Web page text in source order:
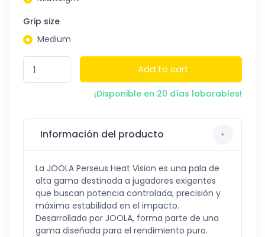
Grip size
Medium
Add to cart
¡Disponible en 20 días laborables!
Información del producto
La JOOLA Perseus Heat Vision es una pala de
alta gama destinada a jugadores exigentes
que buscan potencia controlada, precisión y
máxima estabilidad en el impacto.
Desarrollada por JOOLA, forma parte de una
gama diseñada para el rendimiento puro.